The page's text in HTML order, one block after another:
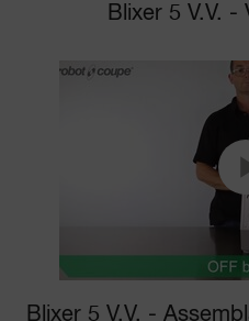
Blixer 5 V.V. -
Blixer 5 V.V. -